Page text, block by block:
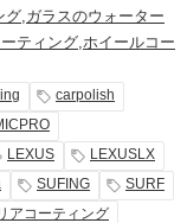
グ ガラスのウォーター
ーティング ホイールコー
carpolish
LEXUS
LEXUSLX
SUFING
SURF
アコーティング